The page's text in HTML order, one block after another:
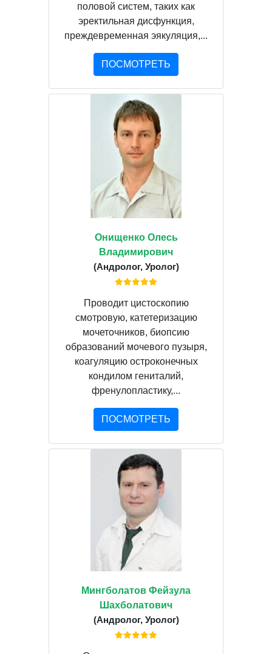
половой систем, таких как
эректильная дисфункция,
преждевременная эякуляция,...
ПОСМОТРЕТЬ
Онищенко Олесь
Владимирович
(Андролог, Уролог)
Проводит цистоскопию
смотровую, катетеризацию
мочеточников, биопсию
образований мочевого пузыря,
коагуляцию остроконечных
кондилом гениталий,
френулопластику,...
ПОСМОТРЕТЬ
Мингболатов Фейзула
Шахболатович
(Андролог, Уролог)